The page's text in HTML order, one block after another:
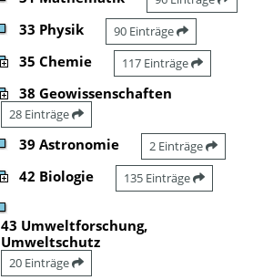
33 Physik 90 Einträge
35 Chemie 117 Einträge
38 Geowissenschaften
28 Einträge
39 Astronomie 2 Einträge
42 Biologie 135 Einträge
43 Umweltforschung,
Umweltschutz
20 Einträge